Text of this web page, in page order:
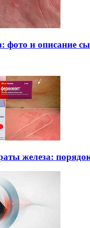
фото и описание
железа: